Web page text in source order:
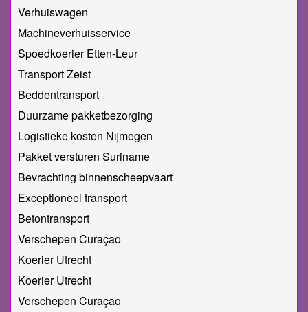
Verhuiswagen
Machineverhuisservice
Spoedkoerier Etten-Leur
Transport Zeist
Beddentransport
Duurzame pakketbezorging
Logistieke kosten Nijmegen
Pakket versturen Suriname
Bevrachting binnenscheepvaart
Exceptioneel transport
Betontransport
Verschepen Curaçao
Koerier Utrecht
Koerier Utrecht
Verschepen Curaçao